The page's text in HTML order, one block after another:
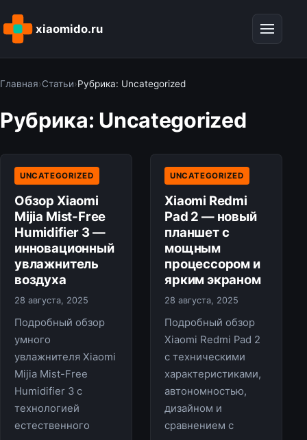
xiaomido.ru
Главная›Статьи›Рубрика: Uncategorized
Рубрика: Uncategorized
UNCATEGORIZED
Обзор Xiaomi
Mijia Mist-Free
Humidifier 3 —
инновационный
увлажнитель
воздуха
28 августа, 2025
Подробный обзор
умного
увлажнителя Xiaomi
Mijia Mist-Free
Humidifier 3 с
технологией
естественного
UNCATEGORIZED
Xiaomi Redmi
Pad 2 — новый
планшет с
мощным
процессором и
ярким экраном
28 августа, 2025
Подробный обзор
Xiaomi Redmi Pad 2
с техническими
характеристиками,
автономностью,
дизайном и
сравнением с